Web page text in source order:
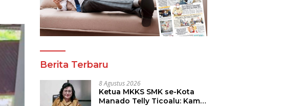
Berita Terbaru
8 Agustus 2026
Ketua MKKS SMK se-Kota
Manado Telly Ticoalu: Kami